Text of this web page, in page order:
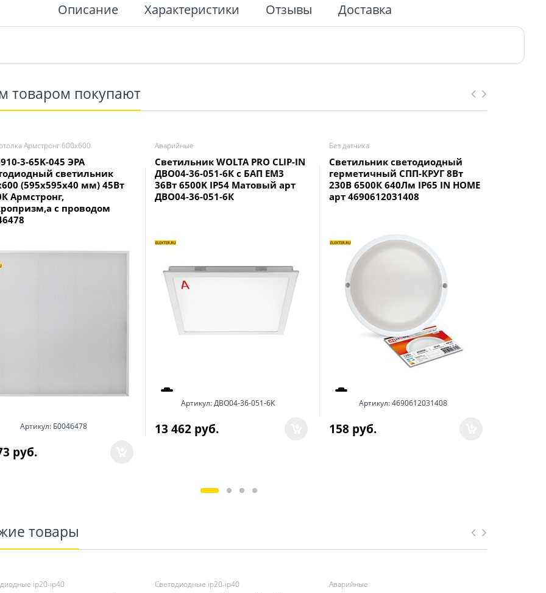
Описание Характеристики Отзывы Доставка
товаром покупают
Армстронг 600х600
910-3-65K-045 ЭРА
светильник
(595x595x40 мм) 45Вт
Армстронг,
с проводом
Артикул: Б0046478
руб.
Аварийные
Светильник WOLTA PRO CLIP-IN
ДВО04-36-051-6К с БАП EM3
36Вт 6500K IP54 Матовый арт
ДВО04-36-051-6К
Артикул:ДВО04-36-051-6К
13 462 руб.
Без датчика
Светильник светодиодный
герметичный СПП-КРУГ 8Вт
230В 6500К 640Лм IP65 IN HOME
арт 4690612031408
Артикул:4690612031408
158 руб.
товары
ip20-ip40 Светодиодные ip20-ip40 Аварийные